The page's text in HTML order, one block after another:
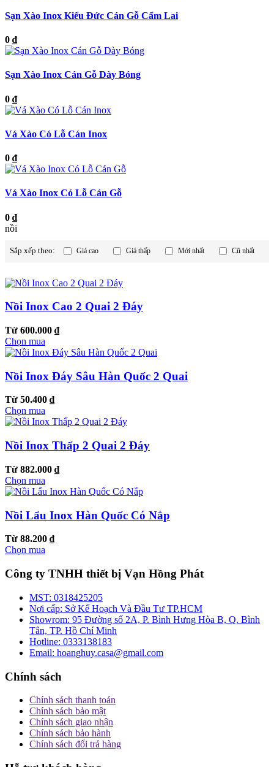
Sạn Xào Inox Kiểu Đức Cán Gỗ Cẩm Lai
0 ₫
Sạn Xào Inox Cán Gỗ Dày Bóng
0 ₫
Vá Xào Có Lỗ Cán Inox
0 ₫
Vá Xào Inox Có Lỗ Cán Gỗ
0 ₫
nồi
Sắp xếp theo: Giá cao Giá thấp Mới nhất Cũ nhất
Nồi Inox Cao 2 Quai 2 Đáy
Từ 600.000 ₫
Chọn mua
Nồi Inox Đáy Sâu Hàn Quốc 2 Quai
Từ 50.400 ₫
Chọn mua
Nồi Inox Thấp 2 Quai 2 Đáy
Từ 882.000 ₫
Chọn mua
Nồi Lẩu Inox Hàn Quốc Có Nắp
Từ 88.200 ₫
Chọn mua
Công ty TNHH thiết bị Vạn Hồng Phát
MST: 0318425205
Nơi cấp: Sở Kế Hoạch Và Đầu Tư TP.HCM
Showrom: 95 Đường số 2A, P. Bình Hưng Hòa B, Q. Bình
Tân, TP. Hồ Chí Minh
Hotline: 0333138183
Email: hoanghuy.casa@gmail.com
Chính sách
Chính sách thanh toán
Chính sách bảo mật
Chính sách giao nhận
Chính sách bảo hành
Chính sách đổi trả hàng